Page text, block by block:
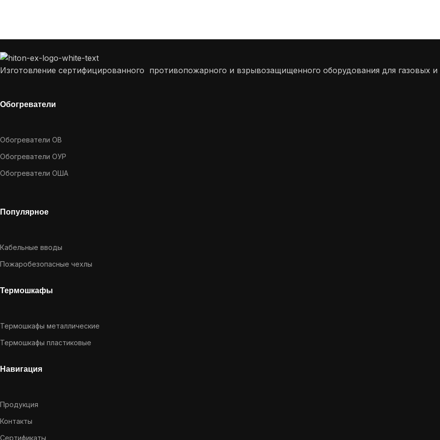
Изготовление сертифицированного противопожарного и взрывозащищенного оборудования для газовых и
Обогреватели
Обогреватели ОВ
Обогреватели ОУР
Обогреватели ОША
Популярное
Кабельные вводы
Пожаробезопасные чехлы
Термошкафы
Термошкафы металлические
Термошкафы пластиковые
Навигация
Продукция
Контакты
Сертификаты